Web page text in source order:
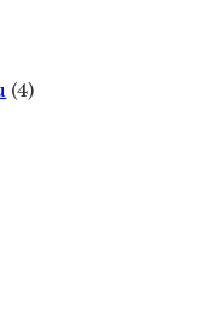
(4)